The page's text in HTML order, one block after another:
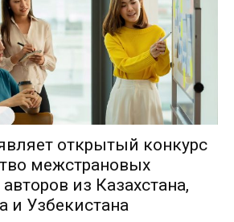
открытый конкурс
межстрановых
из Казахстана,
и Узбекистана